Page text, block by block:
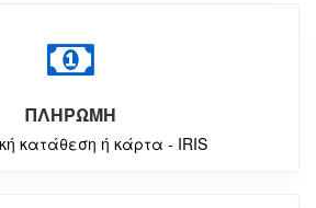
ΠΛΗΡΩΜΗ
κατάθεση ή κάρτα - IRIS